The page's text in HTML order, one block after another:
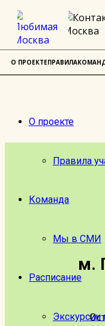
О проекте
Правила
Команда
Мы в СМИ
Расписание
Экскурсии
м.
О ПРОЕКТЕПРАВИЛА